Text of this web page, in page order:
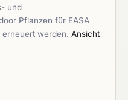
und
Pflanzen für EASA
werden. Ansicht